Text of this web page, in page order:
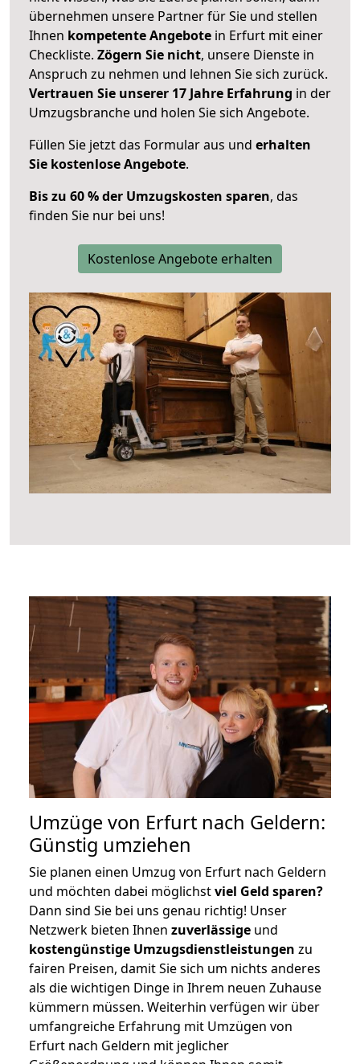
übernehmen unsere Partner für Sie und stellen
Ihnen kompetente Angebote in Erfurt mit einer
Checkliste. Zögern Sie nicht, unsere Dienste in
Anspruch zu nehmen und lehnen Sie sich zurück.
Vertrauen Sie unserer 17 Jahre Erfahrung in der
Umzugsbranche und holen Sie sich Angebote.
Füllen Sie jetzt das Formular aus und erhalten
Sie kostenlose Angebote.
Bis zu 60 % der Umzugskosten sparen, das
finden Sie nur bei uns!
Kostenlose Angebote erhalten
Umzüge von Erfurt nach Geldern:
Günstig umziehen
Sie planen einen Umzug von Erfurt nach Geldern
und möchten dabei möglichstviel Geld sparen?
Dann sind Sie bei uns genau richtig! Unser
Netzwerk bieten Ihnen zuverlässige und
kostengünstige Umzugsdienstleistungen zu
fairen Preisen, damit Sie sich um nichts anderes
als die wichtigen Dinge in Ihrem neuen Zuhause
kümmern müssen. Weiterhin verfügen wir über
umfangreiche Erfahrung mit Umzügen von
Erfurt nach Geldern mit jeglicher